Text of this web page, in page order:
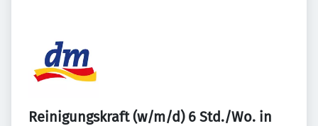
Reinigungskraft (w/m/d) 6 Std./Wo. in